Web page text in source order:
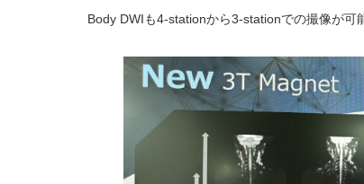
Body DWIも4-stationから3-stationでの撮像が可